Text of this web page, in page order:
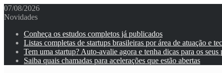
07/08/2026
Novidades
Conheça os estudos completos já publicados
Listas completas de startups brasileiras por área de atuação e
Tem uma startup? Auto-avalie agora e tenha dicas para os seus
Saiba quais chamadas para acelerações que estão abertas